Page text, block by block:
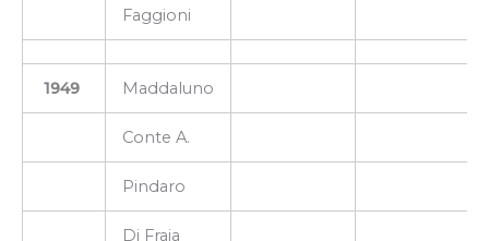
Faggioni
1949 Maddaluno
Conte A.
Pindaro
Di Fraia